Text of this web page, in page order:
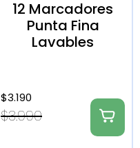
12 Marcadores
Punta Fina
Lavables
$3.990
$3.190